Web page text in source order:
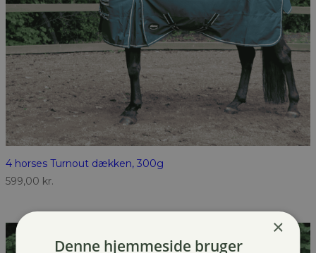
4 horses Turnout dækken, 300g
599,00 kr.
×
Denne hjemmeside bruger